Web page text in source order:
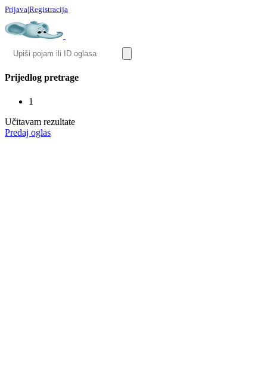
Prijava|Registracija
Prijedlog pretrage
1
Učitavam rezultate
Predaj oglas